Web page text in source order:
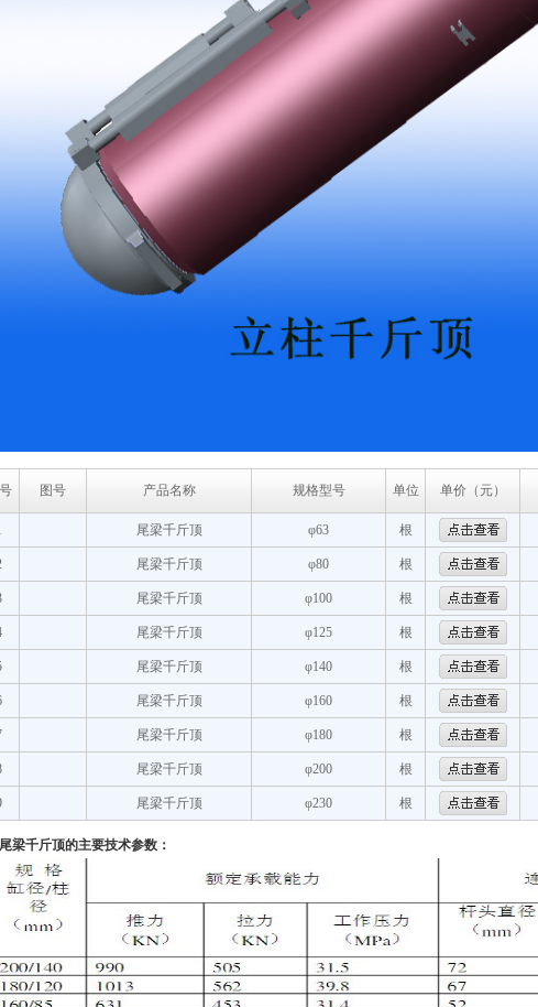
图号 产品名称 规格型号 单位 单价（元）
尾梁千斤顶 φ63 根
尾梁千斤顶 φ80 根
尾梁千斤顶 φ100 根
尾梁千斤顶 φ125 根
尾梁千斤顶 φ140 根
尾梁千斤顶 φ160 根
尾梁千斤顶 φ180 根
尾梁千斤顶 φ200 根
尾梁千斤顶 φ230 根
梁千斤顶的主要技术参数：